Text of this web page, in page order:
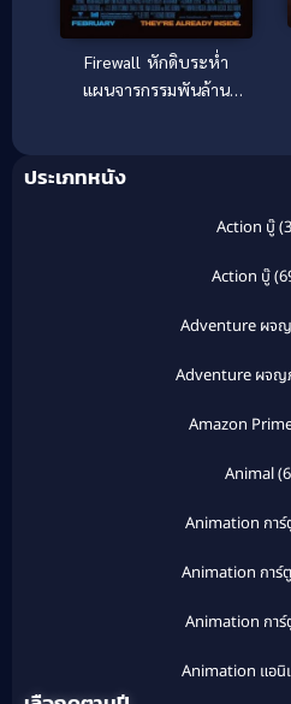
Firewall หักดิบระห่ำ
แผนจารกรรมพันล้าน
ประเภทหนัง
Action บู๊
Action บู๊
Adventure ผจ
Adventure ผจญ
Amazon
Animal
Animation การ์
Animation การ์
Animation การ์
Animation แอนิ